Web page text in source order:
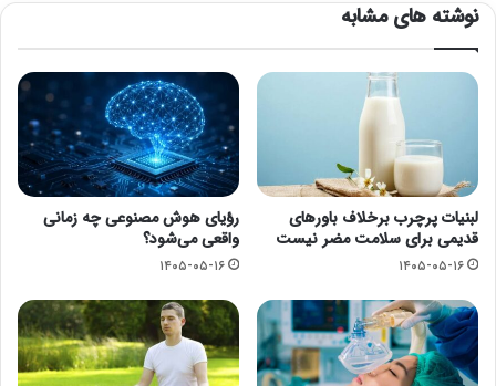
نوشته های مشابه
لبنیات پرچرب برخلاف باورهای
قدیمی برای سلامت مضر نیست
۱۴۰۵-۰۵-۱۶
رؤیای هوش مصنوعی چه زمانی
واقعی می‌شود؟
۱۴۰۵-۰۵-۱۶